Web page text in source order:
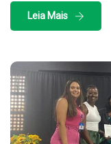
Leia Mais